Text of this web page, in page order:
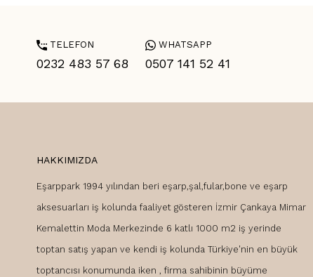
TELEFON
0232 483 57 68
WHATSAPP
0507 141 52 41
HAKKIMIZDA
Eşarppark 1994 yılından beri eşarp,şal,fular,bone ve eşarp
aksesuarları iş kolunda faaliyet gösteren İzmir Çankaya Mimar
Kemalettin Moda Merkezinde 6 katlı 1000 m2 iş yerinde
toptan satış yapan ve kendi iş kolunda Türkiye'nin en büyük
toptancısı konumunda iken , firma sahibinin büyüme